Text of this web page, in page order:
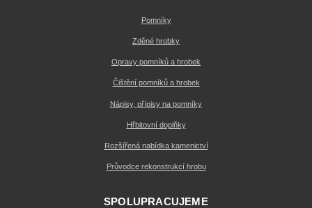
Pomníky
Zděné hrobky
Opravy pomníků a hrobek
Čištění pomníků a hrobek
Nápisy, přípisy na pomníky
Hřbitovní doplňky
Rozšířená nabídka kamenictví
Průvodce rekonstrukcí hrobu
SPOLUPRACUJEME